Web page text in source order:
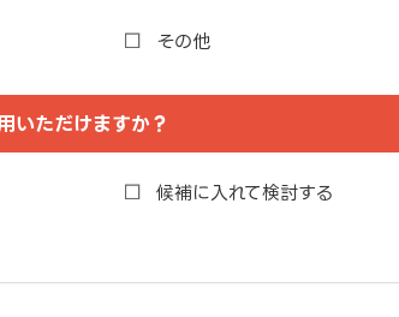
その他
いただけますか？
候補に入れて検討する